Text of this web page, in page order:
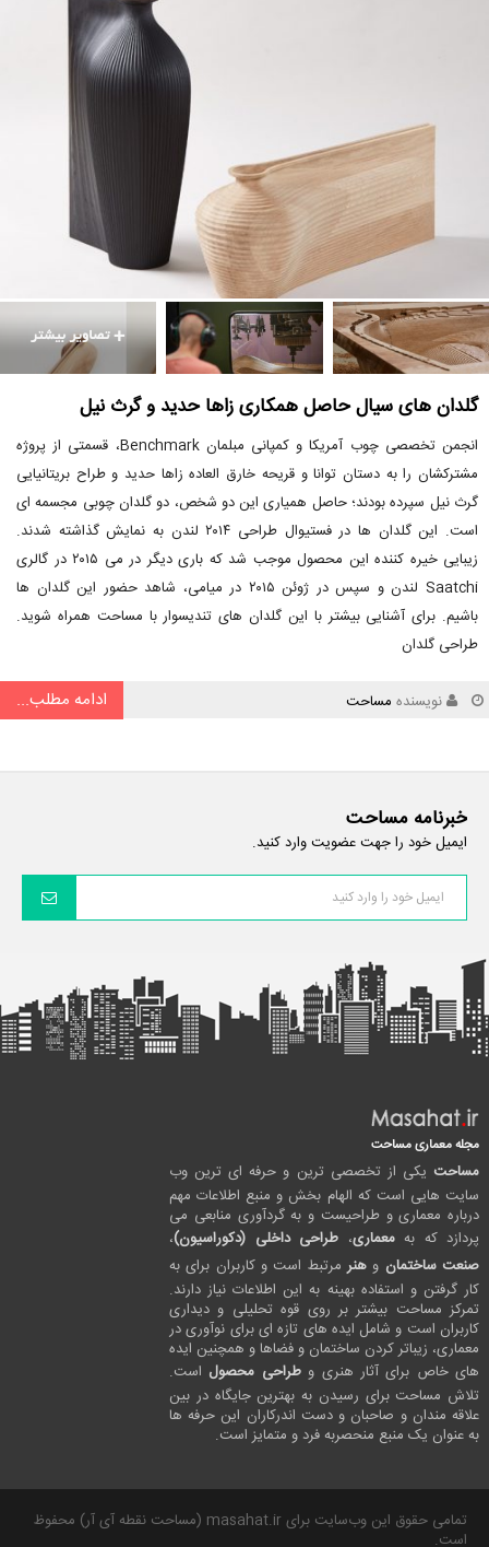
گلدان های سیال حاصل همکاری زاها حدید و گرث نیل
انجمن تخصصی چوب آمریکا و کمپانی مبلمان Benchmark، قسمتی از پروژه
مشترکشان را به دستان توانا و قریحه خارق العاده زاها حدید و طراح بریتانیایی
گرث نیل سپرده بودند؛ حاصل همیاری این دو شخص، دو گلدان چوبی مجسمه ای
است. این گلدان ها در فستیوال طراحی ۲۰۱۴ لندن به نمایش گذاشته شدند.
زیبایی خیره کننده این محصول موجب شد که باری دیگر در می ۲۰۱۵ در گالری
Saatchi لندن و سپس در ژوئن ۲۰۱۵ در میامی، شاهد حضور این گلدان ها
باشیم. برای آشنایی بیشتر با این گلدان های تندیسوار با مساحت همراه شوید.
طراحی گلدان
نویسنده مساحت ادامه مطلب...
خبرنامه مساحت
ایمیل خود را جهت عضویت وارد کنید.
مجله معماری مساحت
مساحت یکی از تخصصی ترین و حرفه ای ترین وب
سایت هایی است که الهام بخش و منبع اطلاعات مهم
درباره معماری و طراحیست و به گردآوری منابعی می
پردازد که بهمعماری، طراحی داخلی (دکوراسیون)،
صنعت ساختمان و هنرمرتبط است و کاربران برای به
کار گرفتن و استفاده بهینه به این اطلاعات نیاز دارند.
تمرکز مساحت بیشتر بر روی قوه تحلیلی و دیداری
کاربران است و شامل ایده های تازه ای برای نوآوری در
معماری، زیباتر کردن ساختمان و فضاها و همچنین ایده
های خاص برای آثار هنری وطراحی محصول است.
تلاش مساحت برای رسیدن به بهترین جایگاه در بین
علاقه مندان و صاحبان و دست اندرکاران این حرفه ها
به عنوان یک منبع منحصربه فرد و متمایز است.
تمامی حقوق این وب‌سایت برای masahat.ir (مساحت نقطه آی آر) محفوظ
است.